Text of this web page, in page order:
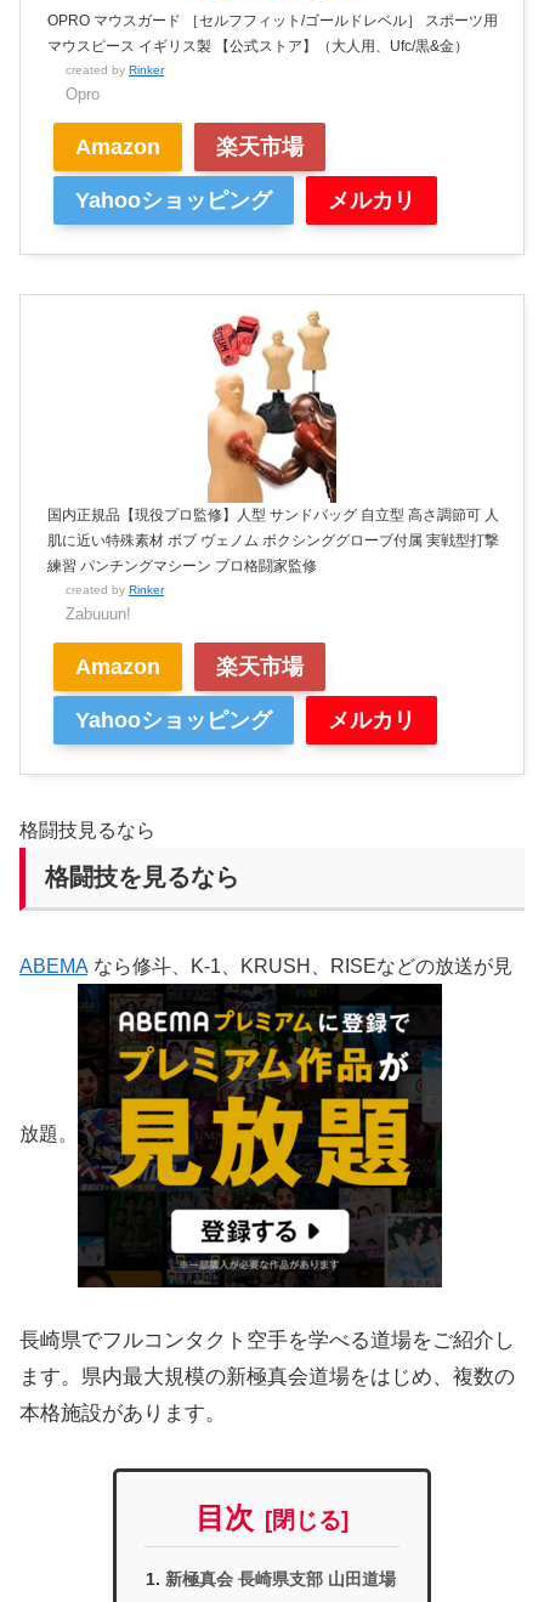
OPRO マウスガード ［セルフフィット/ゴールドレベル］ スポーツ用
マウスピース イギリス製 【公式ストア】（大人用、Ufc/黒&金）
created by Rinker
Opro
Amazon 楽天市場
Yahooショッピング メルカリ
国内正規品【現役プロ監修】人型 サンドバッグ 自立型 高さ調節可 人
肌に近い特殊素材 ボブ ヴェノム ボクシンググローブ付属 実戦型打撃
練習 パンチングマシーン プロ格闘家監修
created by Rinker
Zabuuun!
Amazon 楽天市場
Yahooショッピング メルカリ
格闘技見るなら
格闘技を見るなら
ABEMA なら修斗、K-1、KRUSH、RISEなどの放送が見
放題。
長崎県でフルコンタクト空手を学べる道場をご紹介し
ます。県内最大規模の新極真会道場をはじめ、複数の
本格施設があります。
目次
新極真会 長崎県支部 山田道場